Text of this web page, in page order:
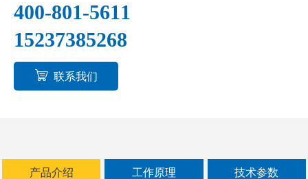
400-801-5611
15237385268
联系我们
产品介绍 工作原理 技术参数